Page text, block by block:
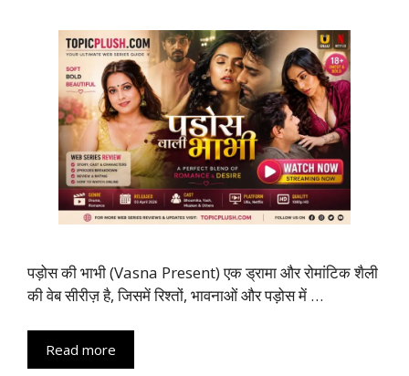
पड़ोस की भाभी (Vasna Present) एक ड्रामा और रोमांटिक शैली
की वेब सीरीज़ है, जिसमें रिश्तों, भावनाओं और पड़ोस में …
Read more